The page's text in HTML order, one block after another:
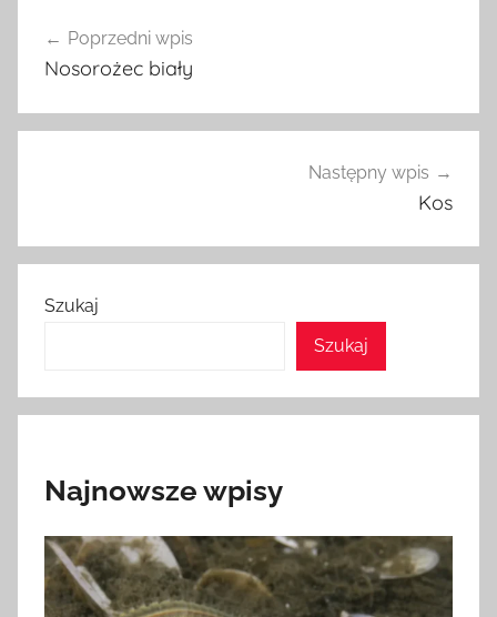
wpisu
Poprzedni wpis
Nosorożec biały
Następny wpis
Kos
Szukaj
Szukaj
Najnowsze wpisy